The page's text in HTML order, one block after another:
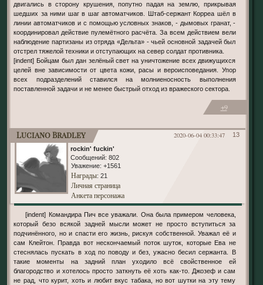
двигались в сторону крушения, попутно падая на землю, прикрывая
шедших за ними шаг в шаг автоматчиков. Штаб-сержант Корреа шёл в
линии автоматчиков и с помощью условных знаков, - дымовых гранат, -
координировал действие пулемётного расчёта. За всем действием вели
наблюдение партизаны из отряда «Дельта» - чьей основной задачей был
отстрел тяжелой техники и отступающих на север солдат противника.
[indent] Бойцам был дан зелёный свет на уничтожение всех движущихся
целей вне зависимости от цвета кожи, расы и вероисповедания. Упор
всех подразделений ставился на молниеносность выполнения
поставленной задачи и не менее быстрый отход из вражеского сектора.
+9
13
2020-06-04 00:33:47
Luciano Bradley
rockin' fuckin'
Сообщений: 802
Уважение: +1561
Награды: 21
Личная страница
Анкета персонажа
[indent] Командира Пич все уважали. Она была примером человека,
который безо всякой задней мысли может не просто вступиться за
подчинённого, но и спасти его жизнь, рискуя собственной. Уважал её и
сам Клейтон. Правда вот нескончаемый поток шуток, которые Ева не
стеснялась пускать в ход по поводу и без, ужасно бесил сержанта. В
такие моменты на задний план уходило всё свойственное ей
благородство и хотелось просто заткнуть её хоть как-то. Джозеф и сам
не рад, что курит, хоть и любит вкус табака, но вот шутки на эту тему